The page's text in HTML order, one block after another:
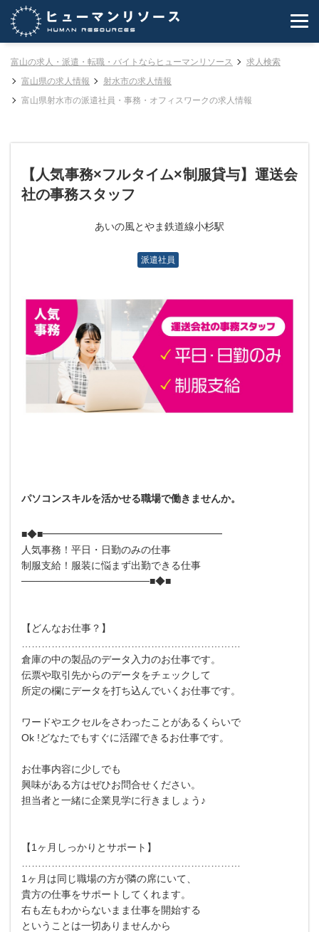
富山の求人・派遣・転職・バイトならヒューマンリソース
求人検索
富山県の求人情報
射水市の求人情報
富山県射水市の派遣社員・事務・オフィスワークの求人情報
【人気事務×フルタイム×制服貸与】運送会
社の事務スタッフ
あいの風とやま鉄道線小杉駅
派遣社員
パソコンスキルを活かせる職場で働きませんか。
■◆■━━━━━━━━━━━━━━━━━━
人気事務！平日・日勤のみの仕事
制服支給！服装に悩まず出勤できる仕事
──────────────────■◆■
【どんなお仕事？】
倉庫の中の製品のデータ入力のお仕事です。
伝票や取引先からのデータをチェックして
所定の欄にデータを打ち込んでいくお仕事です。
ワードやエクセルをさわったことがあるくらいで
Ok !どなたでもすぐに活躍できるお仕事です。
お仕事内容に少しでも
興味がある方はぜひお問合せください。
担当者と一緒に企業見学に行きましょう♪
【1ヶ月しっかりとサポート】
1ヶ月は同じ職場の方が隣の席にいて、
貴方の仕事をサポートしてくれます。
右も左もわからないまま仕事を開始する
ということは一切ありませんから